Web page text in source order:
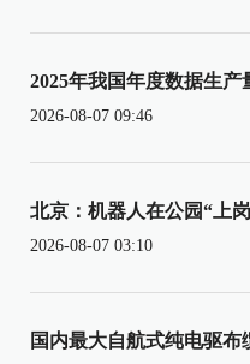
2025年我国年度数据生产
2026-08-07 09:46
北京：机器人在公园“上
2026-08-07 03:10
国内最大自航式纯电驱布